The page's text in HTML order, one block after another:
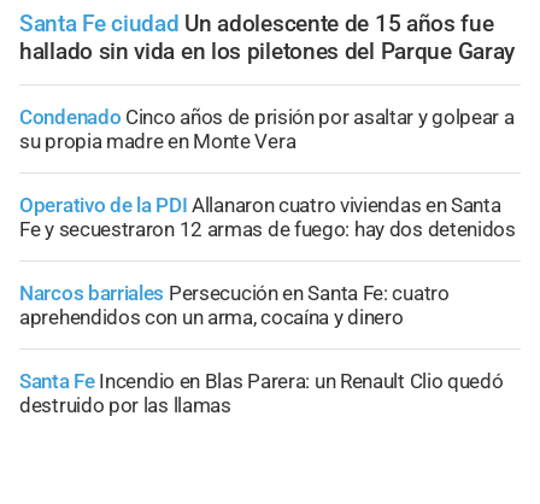
Santa Fe ciudad Un adolescente de 15 años fue
hallado sin vida en los piletones del Parque Garay
Condenado Cinco años de prisión por asaltar y golpear a
su propia madre en Monte Vera
Operativo de la PDI Allanaron cuatro viviendas en Santa
Fe y secuestraron 12 armas de fuego: hay dos detenidos
Narcos barriales Persecución en Santa Fe: cuatro
aprehendidos con un arma, cocaína y dinero
Santa Fe Incendio en Blas Parera: un Renault Clio quedó
destruido por las llamas